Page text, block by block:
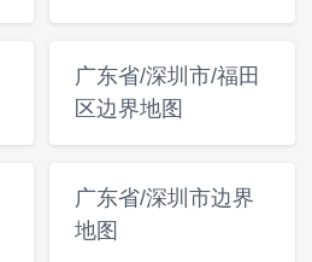
广东省/深圳市/福田
区边界地图
广东省/深圳市边界
地图